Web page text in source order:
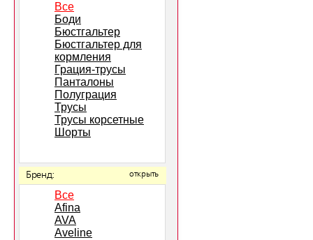
Все
Боди
Бюстгальтер
Бюстгальтер для
кормления
Грация-трусы
Панталоны
Полуграция
Трусы
Трусы корсетные
Шорты
Бренд: открыть
Все
Afina
AVA
Aveline